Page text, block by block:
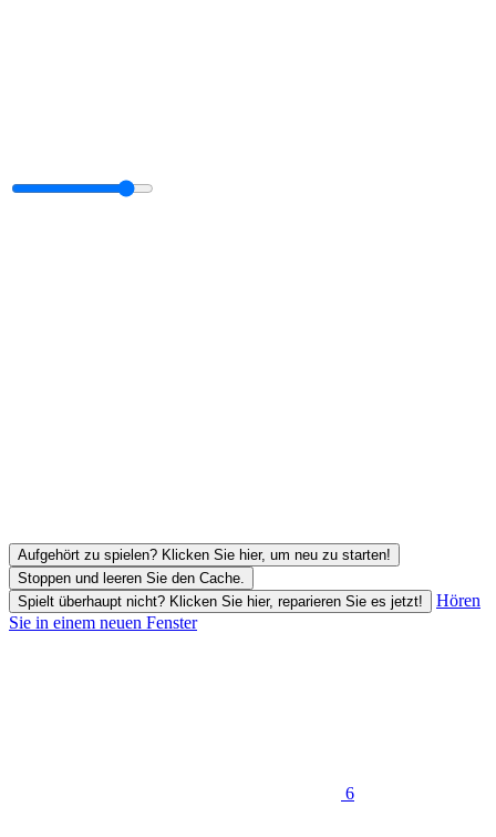
Aufgehört zu spielen? Klicken Sie hier, um neu zu starten!
Stoppen und leeren Sie den Cache.
Spielt überhaupt nicht? Klicken Sie hier, reparieren Sie es jetzt!
Hören
Sie in einem neuen Fenster
6